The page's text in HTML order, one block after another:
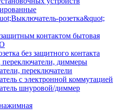
розетка&quot;
контактом бытовая
без защитного контакта
диммеры
переключатели
с электронной коммутацией
шнуровой/диммер